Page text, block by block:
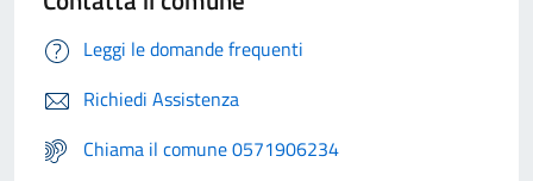
Leggi le domande frequenti
Richiedi Assistenza
Chiama il comune 0571906234